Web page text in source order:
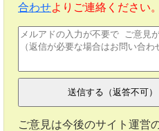
合わせよりご連絡ください。
ご意見は今後のサイト運営